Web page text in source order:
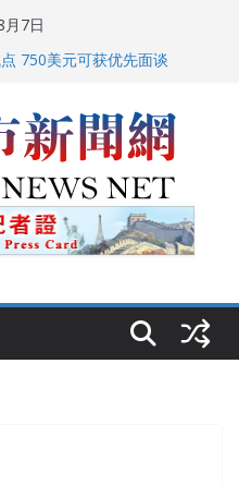
月7日
重拳整治长期违规房东
权” : 出生在美国就是美国
界高层住所 涉纽约警察局腐